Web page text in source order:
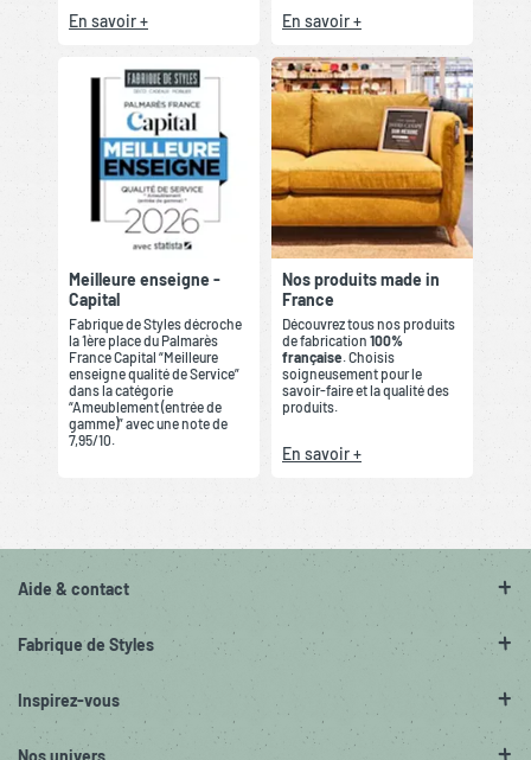
En savoir + En savoir +
Meilleure enseigne -
Capital
Fabrique de Styles décroche
la 1ère place du Palmarès
France Capital “Meilleure
enseigne qualité de Service”
dans la catégorie
“Ameublement (entrée de
gamme)” avec une note de
7,95/10.
Nos produits made in
France
Découvrez tous nos produits
de fabrication 100%
française . Choisis
soigneusement pour le
savoir-faire et la qualité des
produits.
En savoir +
Aide & contact
Fabrique de Styles
Inspirez-vous
Nos univers